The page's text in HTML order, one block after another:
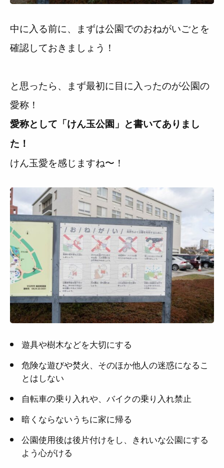
中に入る前に、まずは公園でのおねがいごとを
確認しておきましょう！
と思ったら、まず最初に目に入ったのが公園の
愛称！
愛称として「けん玉公園」と書いてありまし
た！
けん玉愛を感じますね〜！
遊具や樹木などを大切にする
危険な遊びや焚火、そのほか他人の迷惑になるこ
とはしない
自転車の乗り入れや、バイクの乗り入れ禁止
暗くならないうちに家に帰る
公園使用後は後片付けをし、きれいな公園にする
よう心がける